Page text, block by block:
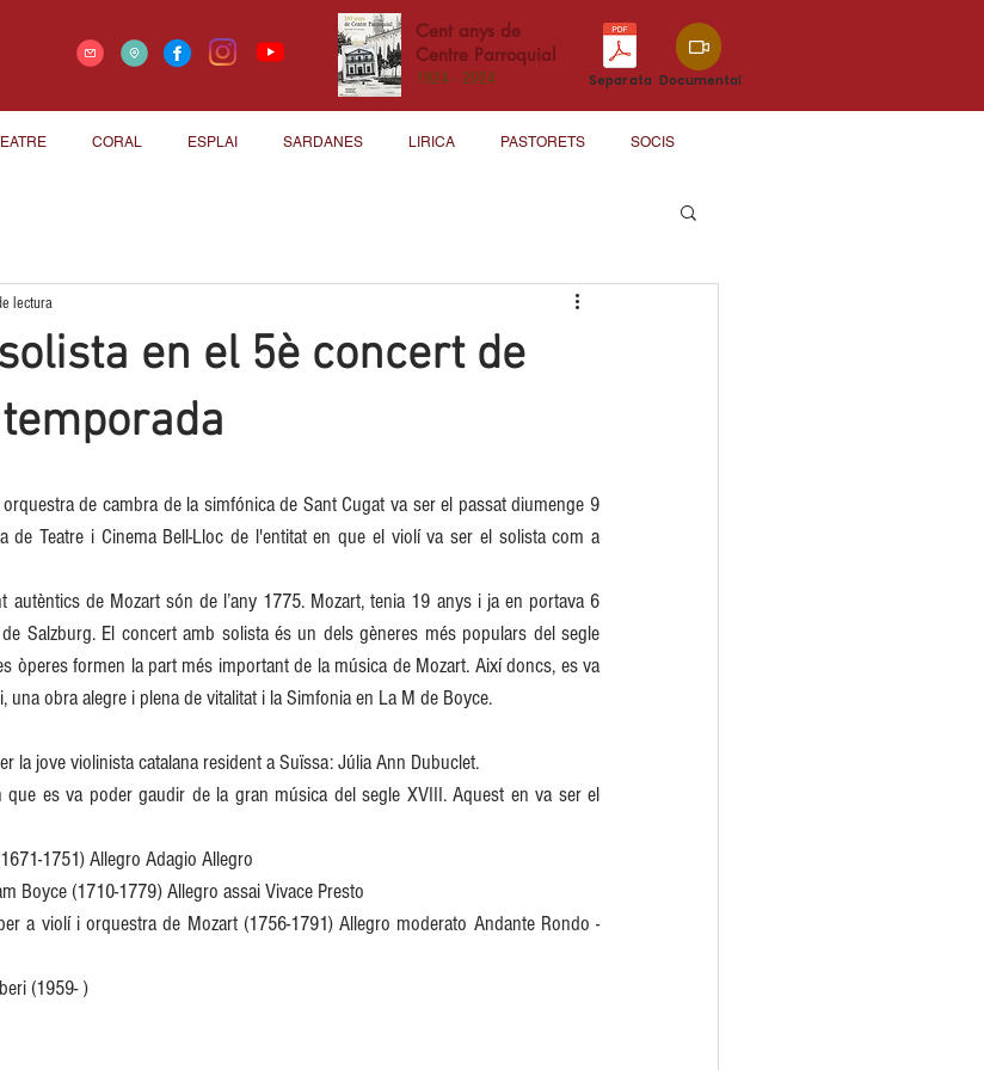
Cent anys de
Centre Parroquial
1924 - 2024 Separata Documental
CORAL ESPLAI SARDANES LIRICA PASTORETS SOCIS
en el 5è concert de
lectura
de cambra de la simfónica de Sant Cugat va ser el passat diumenge 9
Teatre i Cinema Bell-Lloc de l'entitat en que el violí va ser el solista com a
autèntics de Mozart són de l’any 1775. Mozart, tenia 19 anys i ja en portava 6
Salzburg. El concert amb solista és un dels gèneres més populars del segle
òperes formen la part més important de la música de Mozart. Així doncs, es va
una obra alegre i plena de vitalitat i la Simfonia en La M de Boyce.
la jove violinista catalana resident a Suïssa: Júlia Ann Dubuclet.
es va poder gaudir de la gran música del segle XVIII. Aquest en va ser el
1751) Allegro Adagio Allegro
Boyce (1710-1779) Allegro assai Vivace Presto
a violí i orquestra de Mozart (1756-1791) Allegro moderato Andante Rondo -
(1959- )